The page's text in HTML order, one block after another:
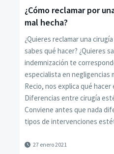
¿Cómo reclamar por
mal hecha?
¿Quieres reclamar una
sabes qué hacer? ¿Quieres
indemnización te
especialista en negligencias
Recio, nos explica qué hacer
Diferencias entre cirugía
Conviene antes que nada
tipos de intervenciones
27 enero 2021